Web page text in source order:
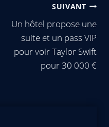
SUIVANT
Un hôtel propose une
suite et un pass VIP
pour voir Taylor Swift
pour 30 000 €